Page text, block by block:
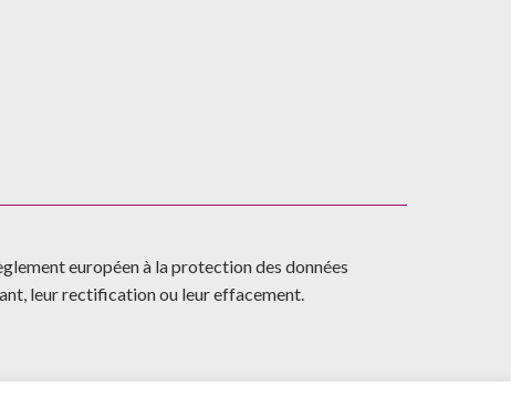
européen à la protection des données
leur rectification ou leur effacement.